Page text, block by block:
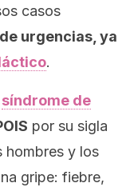
casos
urgencias, ya
.
síndrome de
por su sigla
hombres y los
gripe: fiebre,